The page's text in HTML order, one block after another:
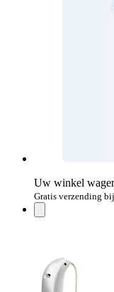
Uw winkel
Gratis verzending